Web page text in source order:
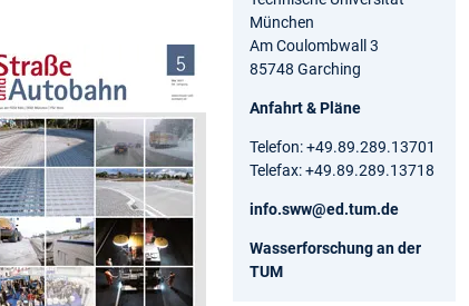
München
Am Coulombwall 3
85748 Garching
Anfahrt & Pläne
Telefon: +49.89.289.13701
Telefax: +49.89.289.13718
info.sww@ed.tum.de
Wasserforschung an der
TUM